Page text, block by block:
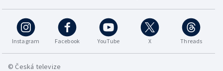
Instagram Facebook YouTube X Threads
© Česká televize